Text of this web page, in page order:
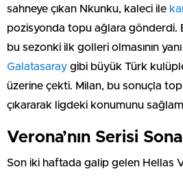
sahneye çıkan Nkunku, kaleci ile
pozisyonda topu ağlara gönderdi.
bu sezonki ilk golleri olmasının yanı
Galatasaray gibi büyük Türk
üzerine çekti. Milan, bu sonuçla
çıkararak ligdeki konumunu
Verona’nın Serisi
Son iki haftada galip gelen Hellas